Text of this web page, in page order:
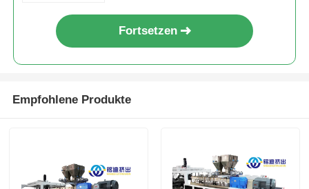
Fortsetzen
Empfohlene Produkte